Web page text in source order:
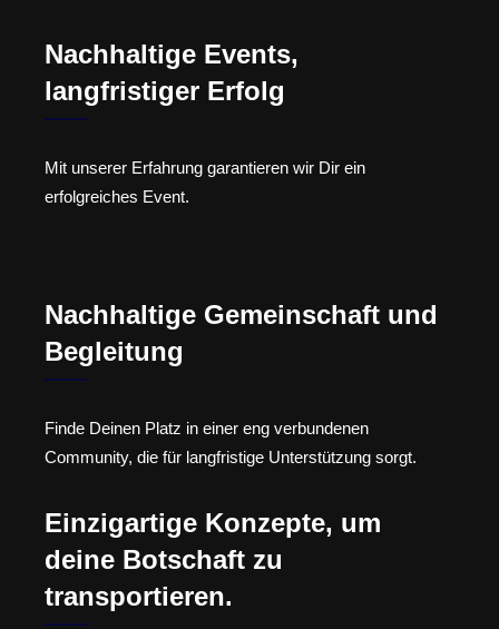
Nachhaltige Events,
langfristiger Erfolg
Mit unserer Erfahrung garantieren wir Dir ein
erfolgreiches Event.
Nachhaltige Gemeinschaft und
Begleitung
Finde Deinen Platz in einer eng verbundenen
Community, die für langfristige Unterstützung sorgt.
Einzigartige Konzepte, um
deine Botschaft zu
transportieren.